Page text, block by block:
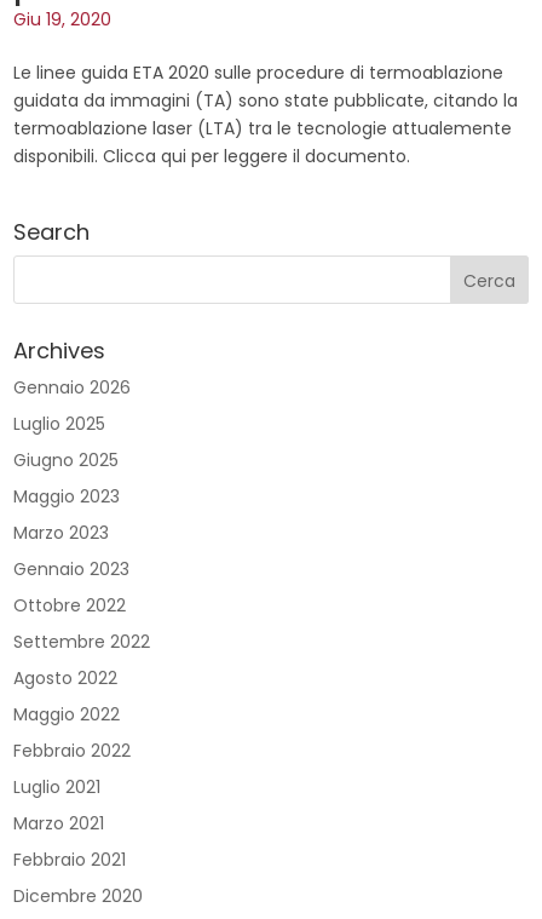
Giu 19, 2020
Le linee guida ETA 2020 sulle procedure di termoablazione
guidata da immagini (TA) sono state pubblicate, citando la
termoablazione laser (LTA) tra le tecnologie attualemente
disponibili. Clicca qui per leggere il documento.
Search
Archives
Gennaio 2026
Luglio 2025
Giugno 2025
Maggio 2023
Marzo 2023
Gennaio 2023
Ottobre 2022
Settembre 2022
Agosto 2022
Maggio 2022
Febbraio 2022
Luglio 2021
Marzo 2021
Febbraio 2021
Dicembre 2020